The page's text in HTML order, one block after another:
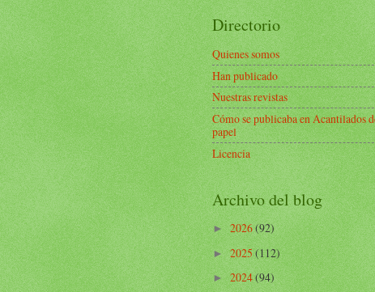
Directorio
Quienes somos
Han publicado
Nuestras revistas
Cómo se publicaba en Acantilados
papel
Licencia
Archivo del blog
►2026(92)
►2025(112)
►2024(94)